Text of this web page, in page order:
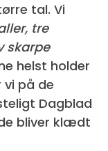
tal. Vi
tre
skarpe
helst holder
på de
Dagblad
bliver klædt